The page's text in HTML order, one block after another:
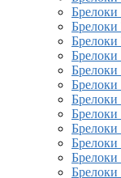
Брелоки
Брелоки
Брелоки